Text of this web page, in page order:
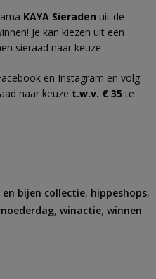
KAYA Sieraden uit de
Je kan kiezen uit een
sieraad naar keuze
en Instagram en volg
naar keuze t.w.v. € 35 te
en bijen collectie, hippeshops,
, winactie, winnen